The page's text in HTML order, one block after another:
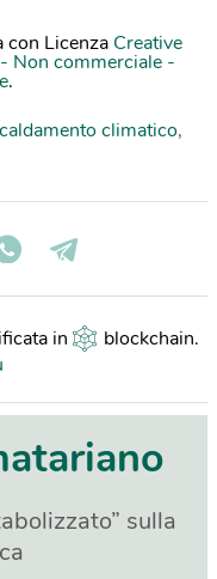
con Licenza Creative
Non commerciale -
.
climatico,
in blockchain.
sulla